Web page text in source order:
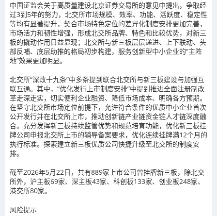
中国证监会关于高质量建设北京证券交易所的意见中提出，争取经
过3到5年的努力，北交所市场规模、效率、功能、活跃度、稳定性
等均有显著提升，契合市场特色定位的差异化制度安排更加完善，
市场活力和韧性增强，形成北交所品牌、特色和比较优势，对新三
板的撬动作用日益显现；北交所与新三板层层递进、上下联动、头
部反哺、底层助推的格局初步构建，服务创新型中小企业的“主阵
地”效果更加明显。
北交所“深改十九条”中多条提到联合北交所与新三板建设与加强互
联互通。其中，“优化发行上市制度安排”中提到推进全面注册制改
革走深走实，切实便利企业融资、降低市场成本、明确各方预期。
在坚守北交所市场定位前提下，允许符合条件的优质中小企业首次
公开发行并在北交所上市，推动创新链产业链资金链人才链深度融
合。充分发挥新三板持续监管优势和规范培育功能，优化新三板挂
牌公司申报北交所上市的辅导备案要求，优化连续挂牌满12个月的
执行标准。探索建立新三板优质公司快捷升级至北交所的制度安
排。
截至2026年5月22日，共有889家上市公司曾挂牌新三板，除北交
所外，沪主板69家、深主板43家、科创板133家、创业板248家、
港交所80家。
风险提示